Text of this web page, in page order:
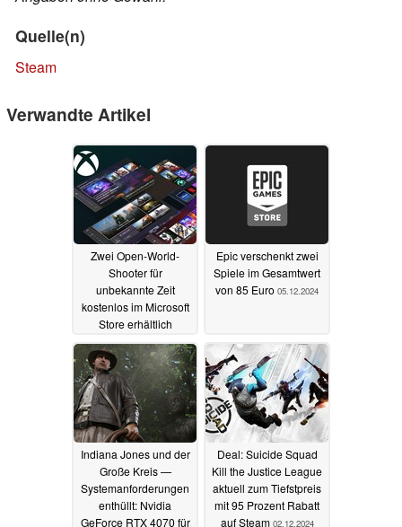
Quelle(n)
Steam
Verwandte Artikel
Zwei Open-World-
Shooter für
unbekannte Zeit
kostenlos im Microsoft
Store erhältlich
05.12.2024
Epic verschenkt zwei
Spiele im Gesamtwert
von 85 Euro 05.12.2024
Indiana Jones und der
Große Kreis —
Systemanforderungen
enthüllt: Nvidia
GeForce RTX 4070 für
Deal: Suicide Squad
Kill the Justice League
aktuell zum Tiefstpreis
mit 95 Prozent Rabatt
auf Steam 02.12.2024